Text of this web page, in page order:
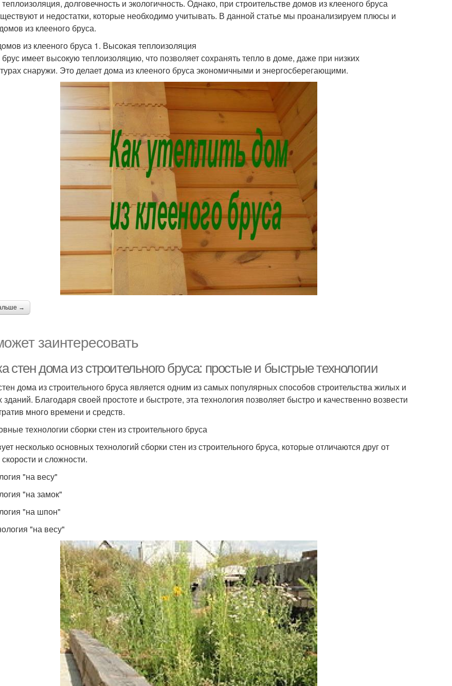
долговечность и экологичность. Однако, при строительстве домов из клееного бруса
и недостатки, которые необходимо учитывать. В данной статье мы проанализируем плюсы и
из клееного бруса.
из клееного бруса 1. Высокая теплоизоляция
имеет высокую теплоизоляцию, что позволяет сохранять тепло в доме, даже при низких
снаружи. Это делает дома из клееного бруса экономичными и энергосберегающими.
→
заинтересовать
стен дома из строительного бруса: простые и быстрые технологии
дома из строительного бруса является одним из самых популярных способов строительства жилых и
Благодаря своей простоте и быстроте, эта технология позволяет быстро и качественно возвести
много времени и средств.
технологии сборки стен из строительного бруса
несколько основных технологий сборки стен из строительного бруса, которые отличаются друг от
и сложности.
"на весу"
"на замок"
"на шпон"
"на весу"